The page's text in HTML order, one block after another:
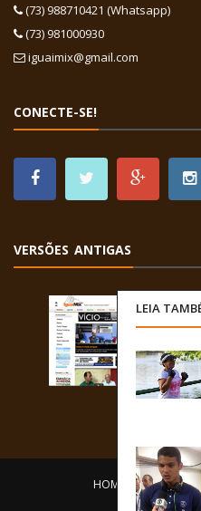
LEIA
(73) 988710421 (Whatsapp)
(73) 981000930
iguaimix@gmail.com
CONECTE-SE!
VERSÕES ANTIGAS
HOME EQUIPE O